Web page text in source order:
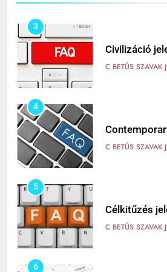
3
Civilizáció
C BETŰS SZAVAK
4
C BETŰS SZAVAK
5
Célkitűzés
C BETŰS SZAVAK
6